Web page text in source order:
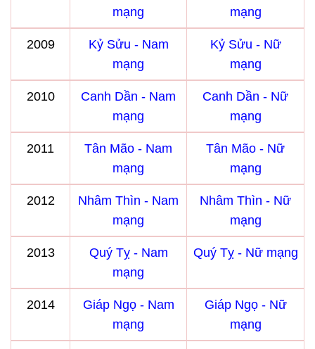
mạng
mạng
2009
Kỷ Sửu - Nam
mạng
Kỷ Sửu - Nữ
mạng
2010
Canh Dần - Nam
mạng
Canh Dần - Nữ
mạng
2011
Tân Mão - Nam
mạng
Tân Mão - Nữ
mạng
2012
Nhâm Thìn - Nam
mạng
Nhâm Thìn - Nữ
mạng
2013
Quý Tỵ - Nam
mạng
Quý Tỵ - Nữ mạng
2014
Giáp Ngọ - Nam
mạng
Giáp Ngọ - Nữ
mạng